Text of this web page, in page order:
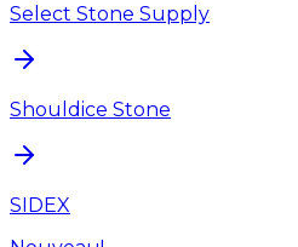
Select Stone Supply
Shouldice Stone
SIDEX